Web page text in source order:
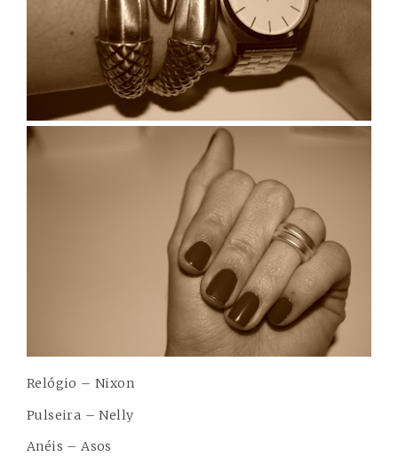
Relógio – Nixon
Pulseira – Nelly
Anéis – Asos